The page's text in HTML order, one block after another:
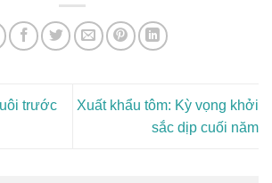
trước
Xuất khẩu tôm: Kỳ vọng khởi
sắc dịp cuối năm